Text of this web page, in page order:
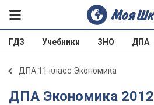
ГДЗ Учебники ЗНО ДПА
ДПА 11 класс Экономика
ДПА Экономика 2012